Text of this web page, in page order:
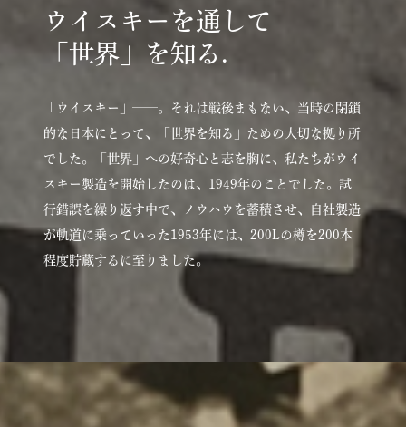
ウイスキーを通して
「世界」を知る.
「ウイスキー」——。それは戦後まもない、当時の閉鎖
的な日本にとって、「世界を知る」ための大切な拠り所
でした。「世界」への好奇心と志を胸に、私たちがウイ
スキー製造を開始したのは、1949年のことでした。試
行錯誤を繰り返す中で、ノウハウを蓄積させ、自社製造
が軌道に乗っていった1953年には、200Lの樽を200本
程度貯蔵するに至りました。